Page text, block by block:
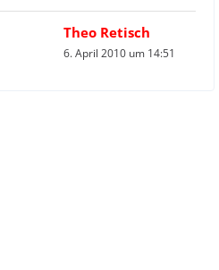
Theo Retisch
6. April 2010 um 14:51